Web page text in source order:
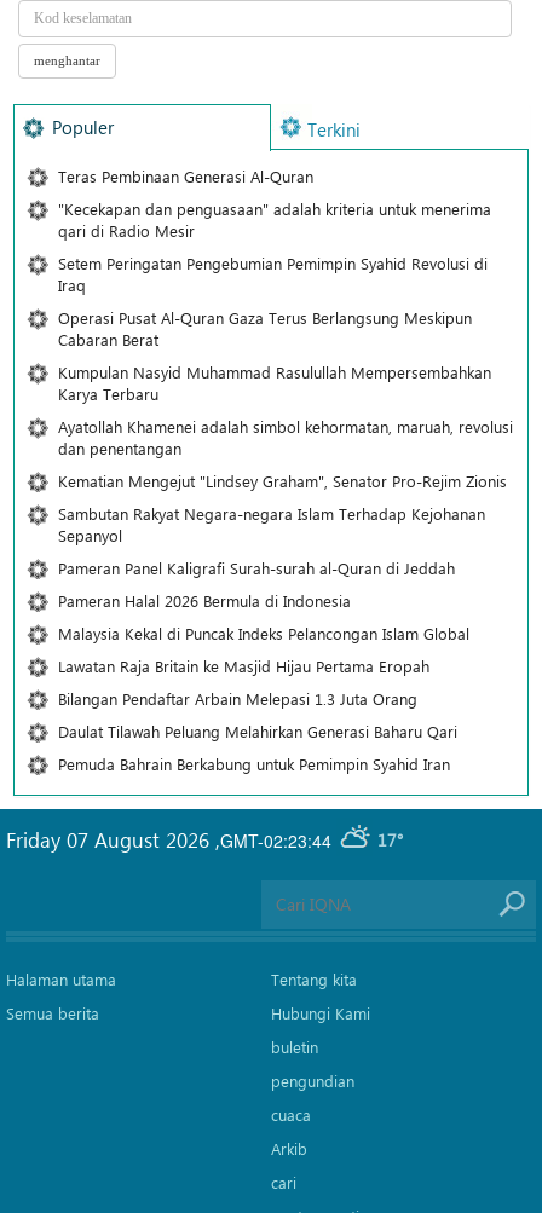
Populer Terkini
Teras Pembinaan Generasi Al-Quran
"Kecekapan dan penguasaan" adalah kriteria untuk menerima
qari di Radio Mesir
Setem Peringatan Pengebumian Pemimpin Syahid Revolusi di
Iraq
Operasi Pusat Al-Quran Gaza Terus Berlangsung Meskipun
Cabaran Berat
Kumpulan Nasyid Muhammad Rasulullah Mempersembahkan
Karya Terbaru
Ayatollah Khamenei adalah simbol kehormatan, maruah, revolusi
dan penentangan
Kematian Mengejut "Lindsey Graham", Senator Pro-Rejim Zionis
Sambutan Rakyat Negara-negara Islam Terhadap Kejohanan
Sepanyol
Pameran Panel Kaligrafi Surah-surah al-Quran di Jeddah
Pameran Halal 2026 Bermula di Indonesia
Malaysia Kekal di Puncak Indeks Pelancongan Islam Global
Lawatan Raja Britain ke Masjid Hijau Pertama Eropah
Bilangan Pendaftar Arbain Melepasi 1.3 Juta Orang
Daulat Tilawah Peluang Melahirkan Generasi Baharu Qari
Pemuda Bahrain Berkabung untuk Pemimpin Syahid Iran
GMT-02:23:44 17°
Friday 07 August 2026 ,
Halaman utama
Semua berita
Tentang kita
Hubungi Kami
buletin
pengundian
cuaca
Arkib
cari